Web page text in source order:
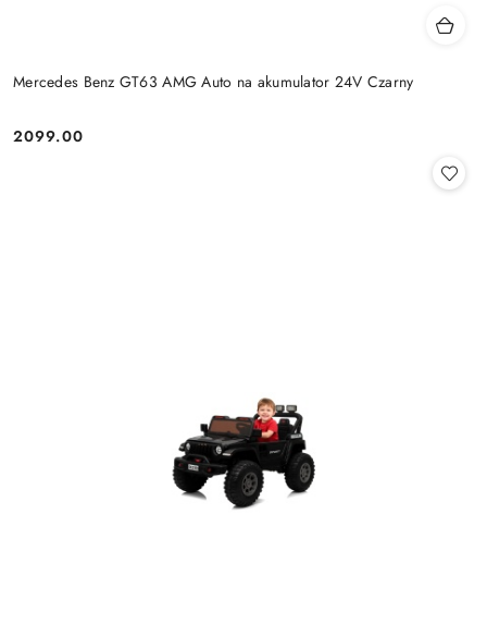
Mercedes Benz GT63 AMG Auto na akumulator 24V Czarny
Cena:
2099.00